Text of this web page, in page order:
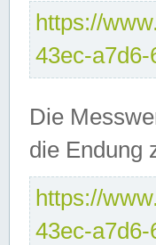
https://
43ec-
Die
die Endung
https://
43ec-